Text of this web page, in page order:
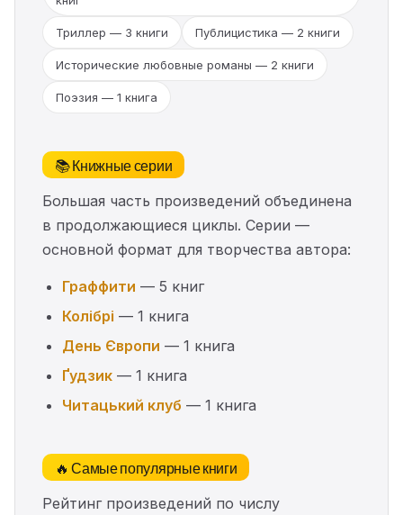
Триллер — 3 книги Публицистика — 2 книги
Исторические любовные романы — 2 книги
Поэзия — 1 книга
📚 Книжные серии
Большая часть произведений объединена
в продолжающиеся циклы. Серии —
основной формат для творчества автора:
Граффити — 5 книг
Колібрі — 1 книга
День Європи — 1 книга
Ґудзик — 1 книга
Читацький клуб — 1 книга
🔥 Самые популярные книги
Рейтинг произведений по числу